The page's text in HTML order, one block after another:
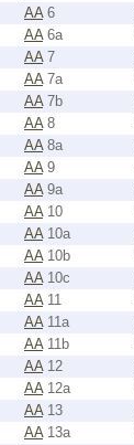
AA6
AA6a
AA7
AA7a
AA7b
AA8
AA8a
AA9
AA9a
AA10
AA10a
AA10b
AA10c
AA11
AA11a
AA11b
AA12
AA12a
AA13
AA13a